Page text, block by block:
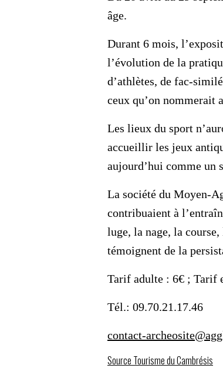
âge.
Durant 6 mois,
l’évolution de la
d’athlètes, de fac-
ceux qu’on nommerait
Les lieux du sport
accueillir les jeux
aujourd’hui comme un
La société du Moyen-
contribuaient à
luge, la nage, la
témoignent de la
Tarif adulte : 6€ ; Tarif
Tél.: 09.70.21.17.46
contact-
Source Tourisme du Cambrésis